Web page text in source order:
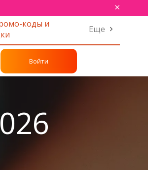
×
коды и
Еще
Войти